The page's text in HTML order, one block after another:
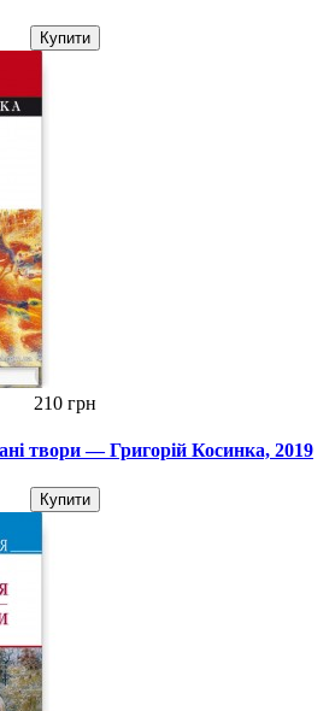
Купити
210 грн
твори — Григорій Косинка, 2019
Купити